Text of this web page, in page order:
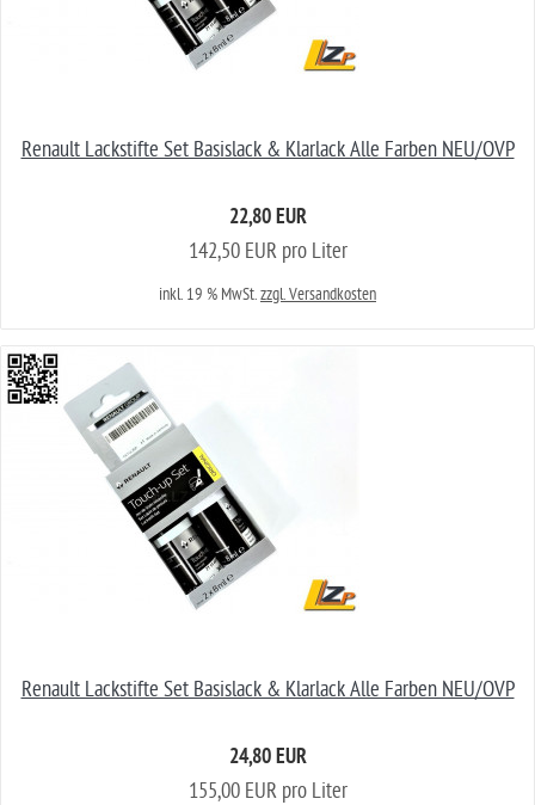
Renault Lackstifte Set Basislack & Klarlack Alle Farben NEU/OVP
22,80 EUR
142,50 EUR pro Liter
inkl. 19 % MwSt.zzgl. Versandkosten
Renault Lackstifte Set Basislack & Klarlack Alle Farben NEU/OVP
24,80 EUR
155,00 EUR pro Liter